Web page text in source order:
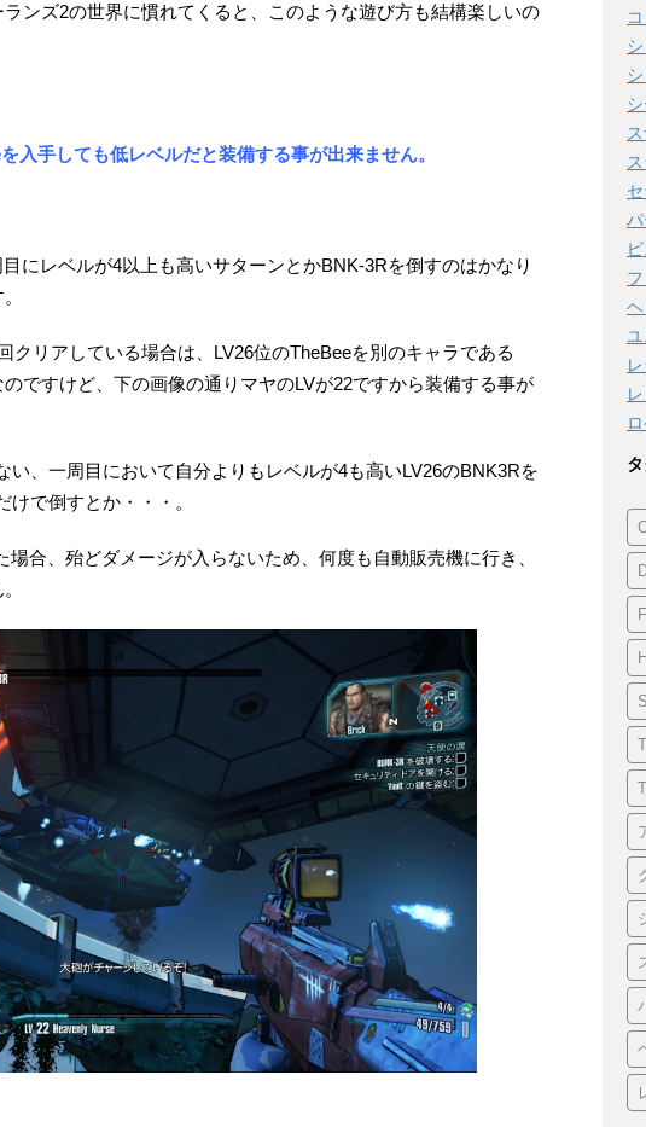
ンズ2の世界に慣れてくると、このような遊び方も結構楽しいの
入手しても低レベルだと装備する事が出来ません。
にレベルが4以上も高いサターンとかBNK-3Rを倒すのはかなり
リアしている場合は、LV26位のTheBeeを別のキャラである
ですけど、下の画像の通りマヤのLVが22ですから装備する事が
い、一周目において自分よりもレベルが4も高いLV26のBNK3Rを
けで倒すとか・・・。
場合、殆どダメージが入らないため、何度も自動販売機に行き、